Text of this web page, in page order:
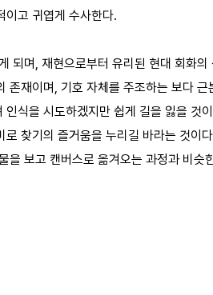
이고 귀엽게 수사한다.
되며, 재현으로부터 유리된 현대 회화
존재이며, 기호 자체를 주조하는 보다
식을 시도하겠지만 쉽게 길을 잃을
찾기의 즐거움을 누리길 바라는 것
을 보고 캔버스로 옮겨오는 과정과 비